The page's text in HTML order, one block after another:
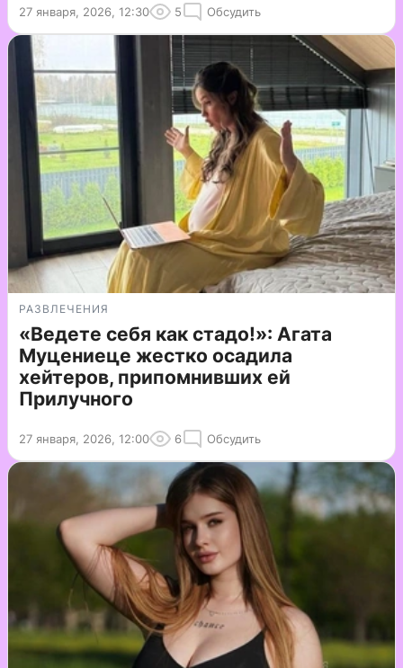
27 января, 2026, 12:30 5 Обсудить
РАЗВЛЕЧЕНИЯ
«Ведете себя как стадо!»: Агата
Муцениеце жестко осадила
хейтеров, припомнивших ей
Прилучного
27 января, 2026, 12:00 6 Обсудить